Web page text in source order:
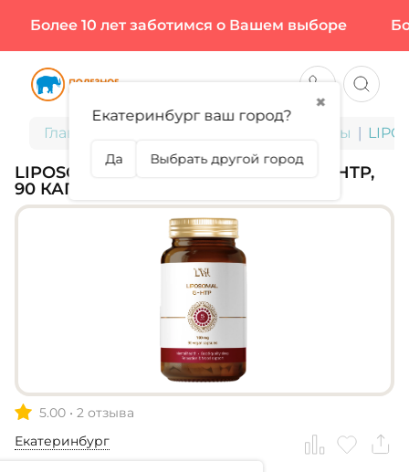
Более 10 лет заботимся о Вашем выборе
Главная БАДы для здоровья и красоты
LIPOSOMAL VITAMINS, LIPOSOMAL 5-HTP,
90 КАПС (90 ПОРЦИЙ)
5.00 • 2 отзыва
Екатеринбург
✖
Екатеринбург ваш город?
Да Выбрать другой город